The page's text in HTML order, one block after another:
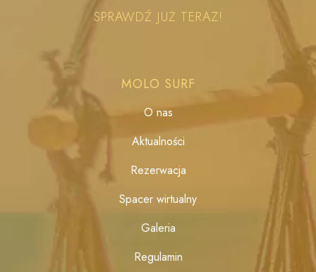
SPRAWDŹ JUŻ TERAZ!
MOLO SURF
O nas
Aktualności
Rezerwacja
Spacer wirtualny
Galeria
Regulamin